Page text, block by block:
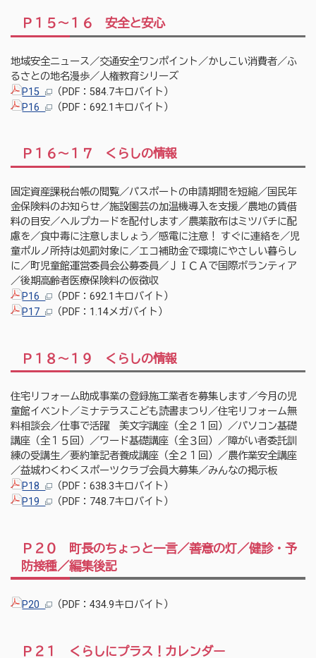
Ｐ１５～１６ 安全と安心
地域安全ニュース／交通安全ワンポイント／かしこい消費者／ふ
るさとの地名漫歩／人権教育シリーズ
P15
（PDF：584.7キロバイト）
P16
（PDF：692.1キロバイト）
Ｐ１６～１７ くらしの情報
固定資産課税台帳の閲覧／パスポートの申請期間を短縮／国民年
金保険料のお知らせ／施設園芸の加温機導入を支援／農地の賃借
料の目安／ヘルプカードを配付します／農薬散布はミツバチに配
慮を／食中毒に注意しましょう／感電に注意！ すぐに連絡を／児
童ポルノ所持は処罰対象に／エコ補助金で環境にやさしい暮らし
に／町児童館運営委員会公募委員／ＪＩＣＡで国際ボランティア
／後期高齢者医療保険料の仮徴収
P16
（PDF：692.1キロバイト）
P17
（PDF：1.14メガバイト）
Ｐ１８～１９ くらしの情報
住宅リフォーム助成事業の登録施工業者を募集します／今月の児
童館イベント／ミナテラスこども読書まつり／住宅リフォーム無
料相談会／仕事で活躍 美文字講座（全２１回）／パソコン基礎
講座（全１５回）／ワード基礎講座（全３回）／障がい者委託訓
練の受講生／要約筆記者養成講座（全２１回）／農作業安全講座
／益城わくわくスポーツクラブ会員大募集／みんなの掲示板
P18
（PDF：638.3キロバイト）
P19
（PDF：748.7キロバイト）
Ｐ２０ 町長のちょっと一言／善意の灯／健診・予
防接種／編集後記
P20 （PDF：434.9キロバイト）
Ｐ２１ くらしにプラス！カレンダー